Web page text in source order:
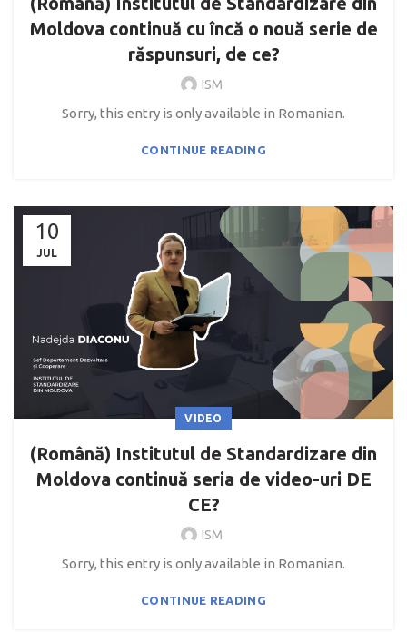
Moldova continuă cu încă o nouă serie de
răspunsuri, de ce?
ISM
Sorry, this entry is only available in Romanian.
CONTINUE READING
10
JUL
VIDEO
(Română) Institutul de Standardizare din
Moldova continuă seria de video-uri DE
CE?
ISM
Sorry, this entry is only available in Romanian.
CONTINUE READING